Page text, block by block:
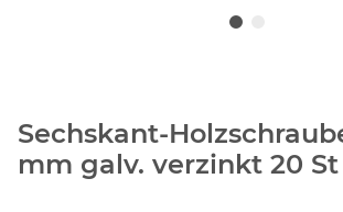
Sechskant-
mm galv. verzinkt 20 St